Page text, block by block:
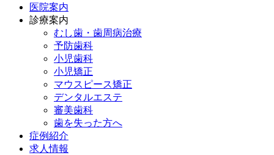
医院案内
診療案内
むし歯・歯周病治療
予防歯科
小児歯科
小児矯正
マウスピース矯正
デンタルエステ
審美歯科
歯を失った方へ
症例紹介
求人情報